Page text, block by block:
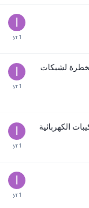
لشبكات
الكهربائية